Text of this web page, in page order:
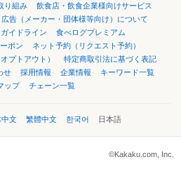
り組み
飲食店・飲食企業様向けサービス
広告（メーカー・団体様等向け）について
イドライン
食べログプレミアム
ポン
ネット予約（リクエスト予約）
プトアウト）
特定商取引法に基づく表記
せ 採用情報 企業情報
キーワード一覧
ップ
チェーン一覧
文 繁體中文 한국어 日本語
©Kakaku.com, Inc.